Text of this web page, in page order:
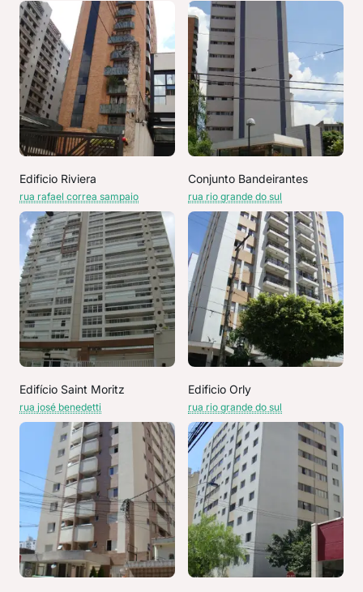
Edificio Riviera
rua rafael correa sampaio
Conjunto Bandeirantes
rua rio grande do sul
Edifício Saint Moritz
rua josé benedetti
Edificio Orly
rua rio grande do sul